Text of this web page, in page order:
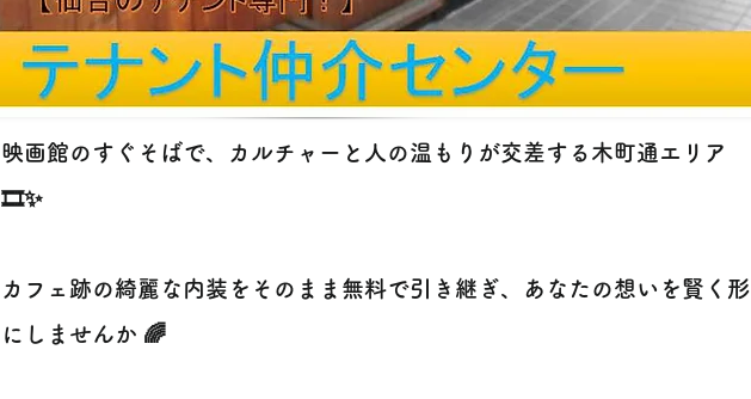
映画館のすぐそばで、カルチャーと人の温もりが交差する木町通エリア
🎞️✨
カフェ跡の綺麗な内装をそのまま無料で引き継ぎ、あなたの想いを賢く形
にしませんか 🌈